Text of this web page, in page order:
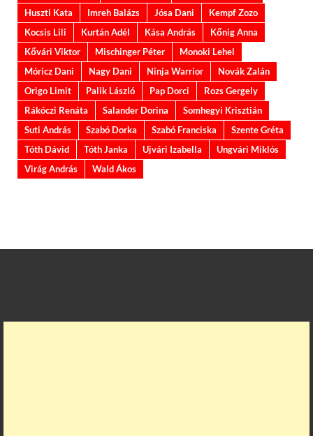
Huszti Kata
Imreh Balázs Jósa Dani
Kempf Zozo
Kocsis Lili
Kurtán Adél Kása András
Kőnig Anna
Kővári Viktor
Mischinger Péter
Monoki Lehel
Móricz Dani
Nagy Dani Ninja Warrior
Novák Zalán
Origo Limit
Palik László Pap Dorci
Rozs Gergely
Rákóczi Renáta
Salander Dorina
Somhegyi Krisztián
Suti András
Szabó Dorka Szabó Franciska
Szente Gréta
Tóth Dávid
Tóth Janka Ujvári Izabella
Ungvári Miklós
Virág András
Wald Ákos